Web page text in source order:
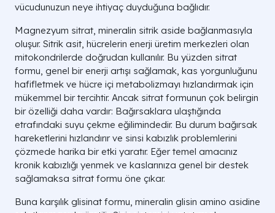
vücudunuzun neye ihtiyaç duyduğuna bağlıdır.
Magnezyum sitrat, mineralin sitrik aside bağlanmasıyla
oluşur. Sitrik asit, hücrelerin enerji üretim merkezleri olan
mitokondrilerde doğrudan kullanılır. Bu yüzden sitrat
formu, genel bir enerji artışı sağlamak, kas yorgunluğunu
hafifletmek ve hücre içi metabolizmayı hızlandırmak için
mükemmel bir tercihtir. Ancak sitrat formunun çok belirgin
bir özelliği daha vardır: Bağırsaklara ulaştığında
etrafındaki suyu çekme eğilimindedir. Bu durum bağırsak
hareketlerini hızlandırır ve sinsi kabızlık problemlerini
çözmede harika bir etki yaratır. Eğer temel amacınız
kronik kabızlığı yenmek ve kaslarınıza genel bir destek
sağlamaksa sitrat formu öne çıkar.
Buna karşılık glisinat formu, mineralin glisin amino asidine